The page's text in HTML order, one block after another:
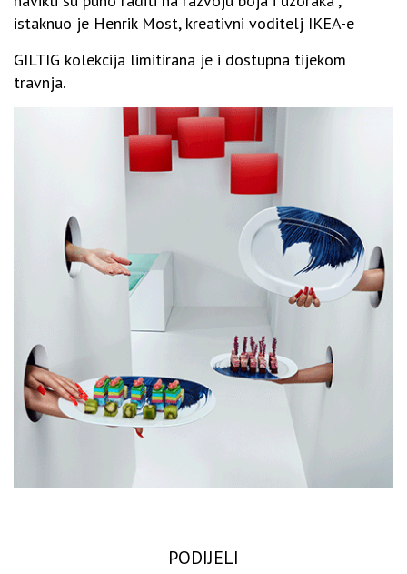
istaknuo je Henrik Most, kreativni voditelj IKEA-e
GILTIG kolekcija limitirana je i dostupna tijekom
travnja.
PODIJELI